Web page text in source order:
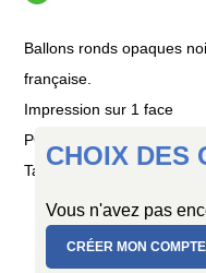
Ballons ronds opaques
française.
Impression sur 1 face
PC de 8 ballons
Taille : Ø 25/29 cm
CHOIX DES
Vous n'avez pas
CRÉER MON COMPTE